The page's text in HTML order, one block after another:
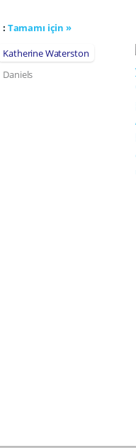
: Tamamı için »
Katherine Waterston
Daniels